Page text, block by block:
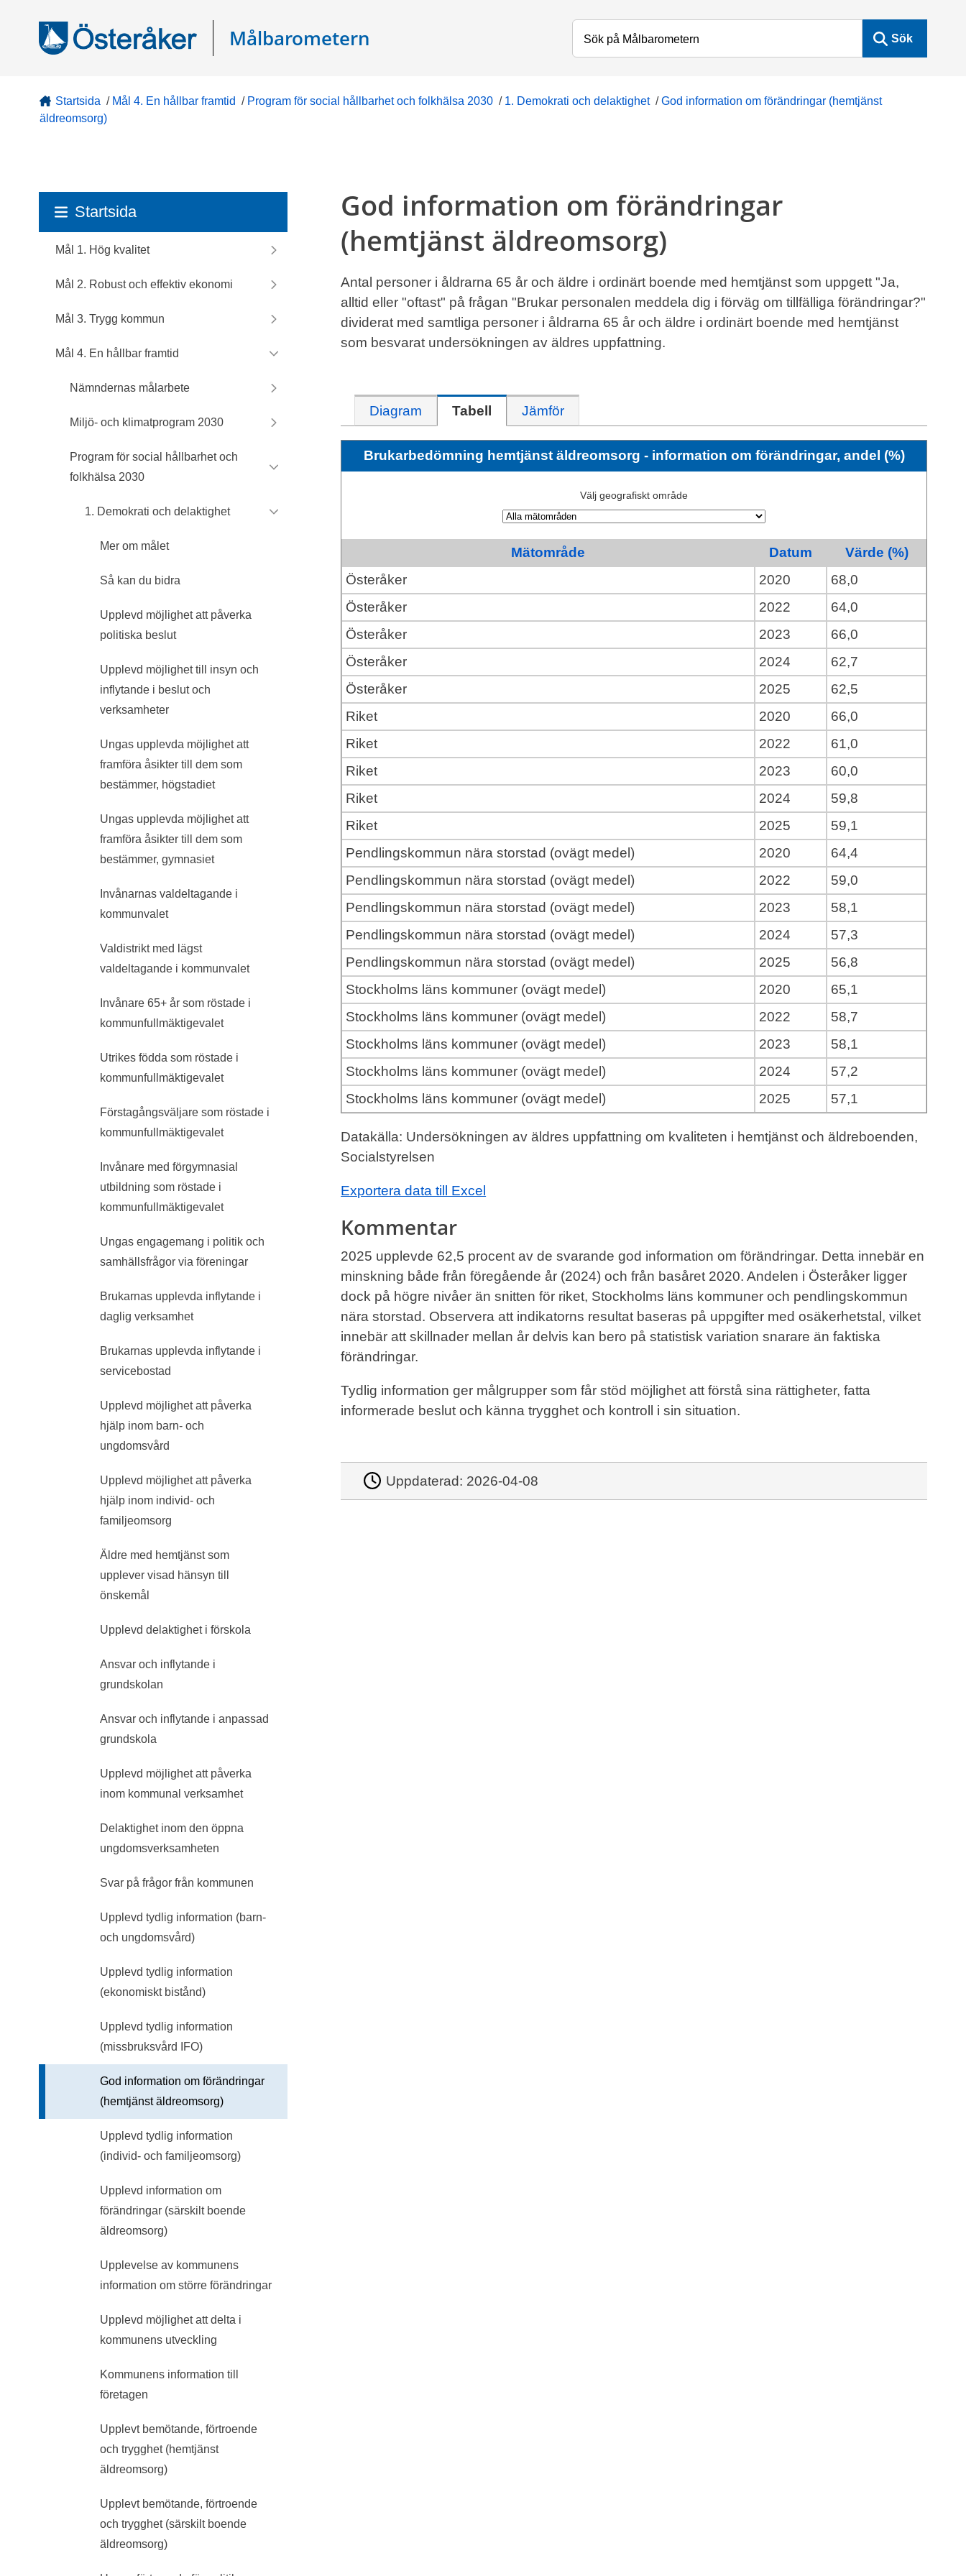
Målbarometern Sök
Startsida / Mål 4. En hållbar framtid / Program för social hållbarhet och folkhälsa 2030 / 1. Demokrati och delaktighet /God information om förändringar (hemtjänst
äldreomsorg)
God information om förändringar
(hemtjänst äldreomsorg)
Antal personer i åldrarna 65 år och äldre i ordinärt boende med hemtjänst som uppgett "Ja,
alltid eller "oftast" på frågan "Brukar personalen meddela dig i förväg om tillfälliga förändringar?"
dividerat med samtliga personer i åldrarna 65 år och äldre i ordinärt boende med hemtjänst
som besvarat undersökningen av äldres uppfattning.
Diagram Tabell Jämför
Brukarbedömning hemtjänst äldreomsorg - information om förändringar, andel (%)
Välj geografiskt område
Mätområde Datum
Värde (%)
Österåker
2020
68,0
Österåker
2022
64,0
Österåker
2023
66,0
Österåker
2024
62,7
Österåker
2025
62,5
Riket
2020
66,0
Riket
2022
61,0
Riket
2023
60,0
Riket
2024
59,8
Riket
2025
59,1
Pendlingskommun nära storstad (ovägt medel)
2020
64,4
Pendlingskommun nära storstad (ovägt medel)
2022
59,0
Pendlingskommun nära storstad (ovägt medel)
2023
58,1
Pendlingskommun nära storstad (ovägt medel)
2024
57,3
Pendlingskommun nära storstad (ovägt medel)
2025
56,8
Stockholms läns kommuner (ovägt medel)
2020
65,1
Stockholms läns kommuner (ovägt medel)
2022
58,7
Stockholms läns kommuner (ovägt medel)
2023
58,1
Stockholms läns kommuner (ovägt medel)
2024
57,2
Stockholms läns kommuner (ovägt medel)
2025 57,1
Datakälla: Undersökningen av äldres uppfattning om kvaliteten i hemtjänst och äldreboenden,
Socialstyrelsen
Exportera data till Excel
Kommentar
2025 upplevde 62,5 procent av de svarande god information om förändringar. Detta innebär en
minskning både från föregående år (2024) och från basåret 2020. Andelen i Österåker ligger
dock på högre nivåer än snitten för riket, Stockholms läns kommuner och pendlingskommun
nära storstad. Observera att indikatorns resultat baseras på uppgifter med osäkerhetstal, vilket
innebär att skillnader mellan år delvis kan bero på statistisk variation snarare än faktiska
förändringar.
Tydlig information ger målgrupper som får stöd möjlighet att förstå sina rättigheter, fatta
informerade beslut och känna trygghet och kontroll i sin situation.
Uppdaterad: 2026-04-08
Startsida
Mål 1. Hög kvalitet
Mål 2. Robust och effektiv ekonomi
Mål 3. Trygg kommun
Mål 4. En hållbar framtid
Nämndernas målarbete
Miljö- och klimatprogram 2030
Program för social hållbarhet och
folkhälsa 2030
1. Demokrati och delaktighet
Mer om målet
Så kan du bidra
Upplevd möjlighet att påverka
politiska beslut
Upplevd möjlighet till insyn och
inflytande i beslut och
verksamheter
Ungas upplevda möjlighet att
framföra åsikter till dem som
bestämmer, högstadiet
Ungas upplevda möjlighet att
framföra åsikter till dem som
bestämmer, gymnasiet
Invånarnas valdeltagande i
kommunvalet
Valdistrikt med lägst
valdeltagande i kommunvalet
Invånare 65+ år som röstade i
kommunfullmäktigevalet
Utrikes födda som röstade i
kommunfullmäktigevalet
Förstagångsväljare som röstade i
kommunfullmäktigevalet
Invånare med förgymnasial
utbildning som röstade i
kommunfullmäktigevalet
Ungas engagemang i politik och
samhällsfrågor via föreningar
Brukarnas upplevda inflytande i
daglig verksamhet
Brukarnas upplevda inflytande i
servicebostad
Upplevd möjlighet att påverka
hjälp inom barn- och
ungdomsvård
Upplevd möjlighet att påverka
hjälp inom individ- och
familjeomsorg
Äldre med hemtjänst som
upplever visad hänsyn till
önskemål
Upplevd delaktighet i förskola
Ansvar och inflytande i
grundskolan
Ansvar och inflytande i anpassad
grundskola
Upplevd möjlighet att påverka
inom kommunal verksamhet
Delaktighet inom den öppna
ungdomsverksamheten
Svar på frågor från kommunen
Upplevd tydlig information (barn-
och ungdomsvård)
Upplevd tydlig information
(ekonomiskt bistånd)
Upplevd tydlig information
(missbruksvård IFO)
God information om förändringar
(hemtjänst äldreomsorg)
Upplevd tydlig information
(individ- och familjeomsorg)
Upplevd information om
förändringar (särskilt boende
äldreomsorg)
Upplevelse av kommunens
information om större förändringar
Upplevd möjlighet att delta i
kommunens utveckling
Kommunens information till
företagen
Upplevt bemötande, förtroende
och trygghet (hemtjänst
äldreomsorg)
Upplevt bemötande, förtroende
och trygghet (särskilt boende
äldreomsorg)